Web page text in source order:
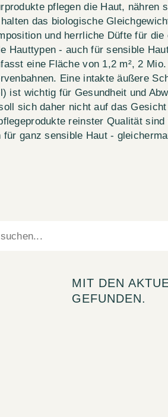
pflegen die Haut, nähren
das biologische
und herrliche Düfte für die
Hauttypen - auch für sensible
eine Fläche von 1,2 m², 2
Eine intakte äußere
ist wichtig für Gesundheit und
sich daher nicht auf das
reinster Qualität
für ganz sensible Haut -
MIT DEN
GEFUNDEN.